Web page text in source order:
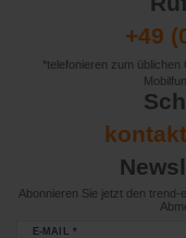
+49
*telefonieren zum
Abonnieren Sie jetzt den
E-MAIL *